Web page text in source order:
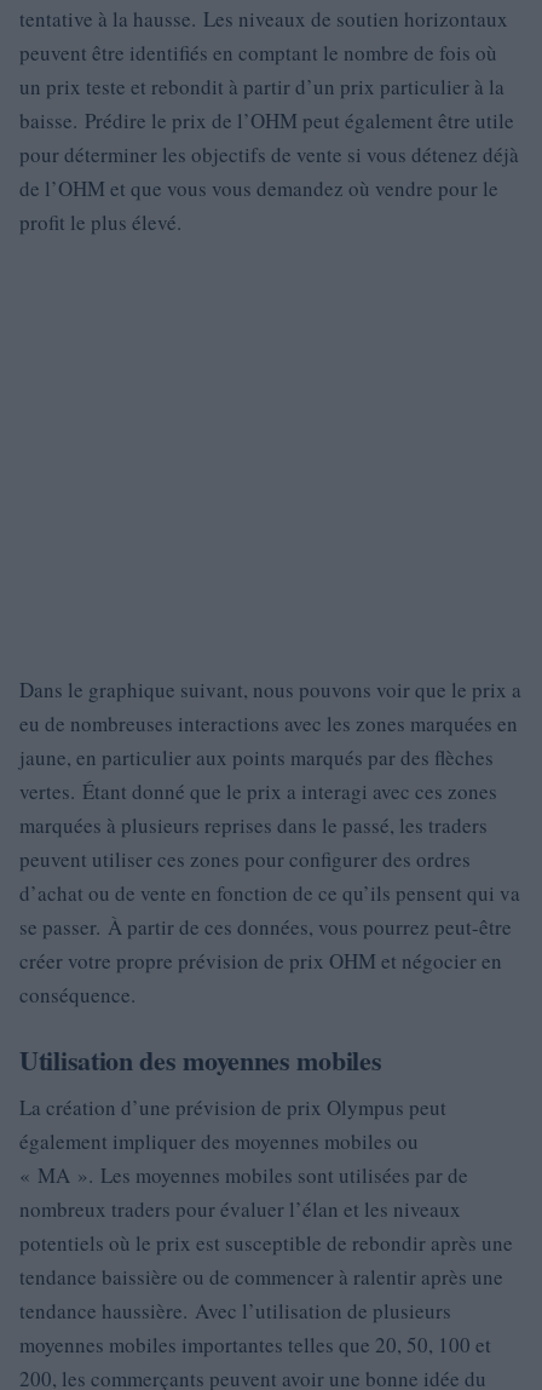
tentative à la hausse. Les niveaux de soutien horizontaux
peuvent être identifiés en comptant le nombre de fois où
un prix teste et rebondit à partir d’un prix particulier à la
baisse. Prédire le prix de l’OHM peut également être utile
pour déterminer les objectifs de vente si vous détenez déjà
de l’OHM et que vous vous demandez où vendre pour le
profit le plus élevé.
Dans le graphique suivant, nous pouvons voir que le prix a
eu de nombreuses interactions avec les zones marquées en
jaune, en particulier aux points marqués par des flèches
vertes. Étant donné que le prix a interagi avec ces zones
marquées à plusieurs reprises dans le passé, les traders
peuvent utiliser ces zones pour configurer des ordres
d’achat ou de vente en fonction de ce qu’ils pensent qui va
se passer. À partir de ces données, vous pourrez peut-être
créer votre propre prévision de prix OHM et négocier en
conséquence.
Utilisation des moyennes mobiles
La création d’une prévision de prix Olympus peut
également impliquer des moyennes mobiles ou
« MA ». Les moyennes mobiles sont utilisées par de
nombreux traders pour évaluer l’élan et les niveaux
potentiels où le prix est susceptible de rebondir après une
tendance baissière ou de commencer à ralentir après une
tendance haussière. Avec l’utilisation de plusieurs
moyennes mobiles importantes telles que 20, 50, 100 et
200, les commerçants peuvent avoir une bonne idée du